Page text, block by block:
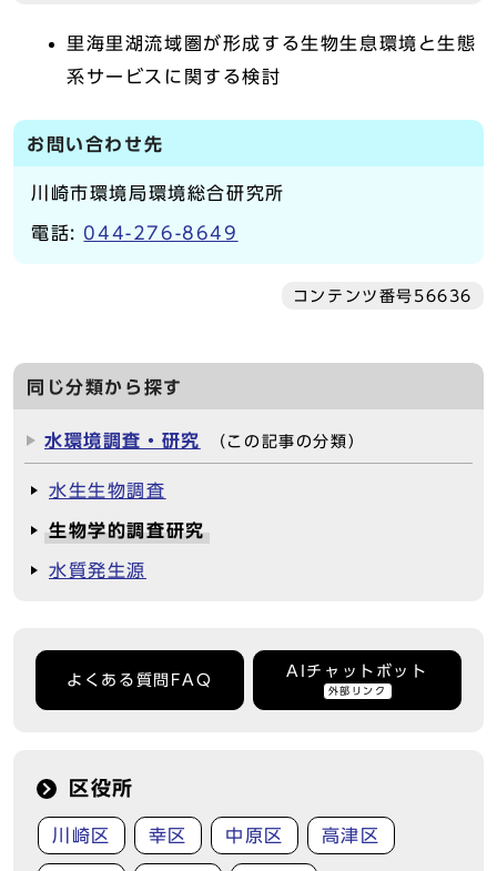
里海里湖流域圏が形成する生物生息環境と生態
系サービスに関する検討
お問い合わせ先
川崎市環境局環境総合研究所
電話: 044-276-8649
コンテンツ番号56636
同じ分類から探す
水環境調査・研究 （この記事の分類）
水生生物調査
生物学的調査研究
水質発生源
よくある質問FAQ
AIチャットボット
外部リンク
区役所
川崎区 幸区 中原区 高津区